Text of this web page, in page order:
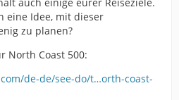
eine Idee, mit dieser
zu planen?
North Coast 500:
de-de/see-do/t…orth-coast-